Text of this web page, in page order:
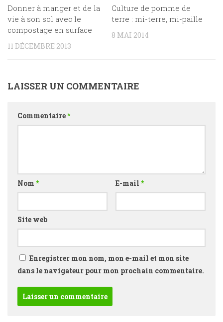
Donner à manger et de la
vie à son sol avec le
compostage en surface
11 DÉCEMBRE 2013
Culture de pomme de
terre : mi-terre, mi-paille
8 MAI 2014
LAISSER UN COMMENTAIRE
Commentaire*
Nom * E-mail *
Site web
Enregistrer mon nom, mon e-mail et mon site
dans le navigateur pour mon prochain commentaire.